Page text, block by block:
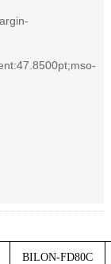
BILON-FD80C